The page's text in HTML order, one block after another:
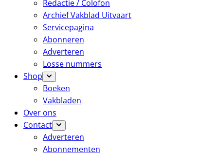
Redactie / Colofon
Archief Vakblad Uitvaart
Servicepagina
Abonneren
Adverteren
Losse nummers
Shop
Boeken
Vakbladen
Over ons
Contact
Adverteren
Abonnementen